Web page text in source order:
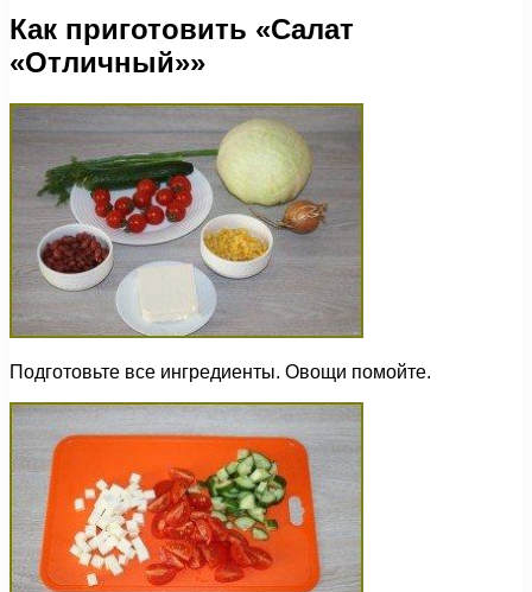
Как приготовить «Салат
«Отличный»»
Подготовьте все ингредиенты. Овощи помойте.